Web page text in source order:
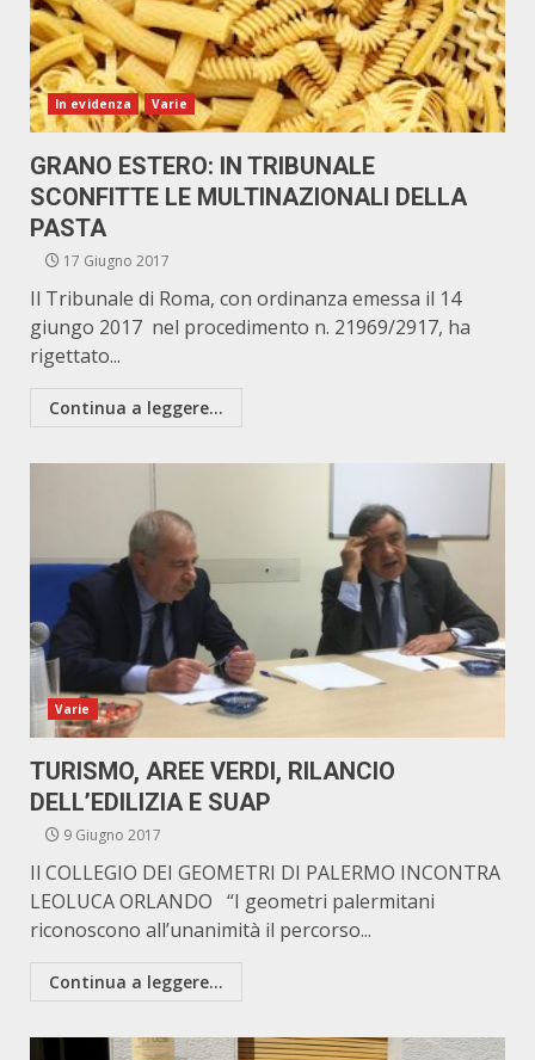
In evidenza Varie
GRANO ESTERO: IN TRIBUNALE
SCONFITTE LE MULTINAZIONALI DELLA
PASTA
17 Giugno 2017
Il Tribunale di Roma, con ordinanza emessa il 14
giungo 2017 nel procedimento n. 21969/2917, ha
rigettato...
Continua a leggere...
Varie
TURISMO, AREE VERDI, RILANCIO
DELL’EDILIZIA E SUAP
9 Giugno 2017
Il COLLEGIO DEI GEOMETRI DI PALERMO INCONTRA
LEOLUCA ORLANDO “I geometri palermitani
riconoscono all’unanimità il percorso...
Continua a leggere...